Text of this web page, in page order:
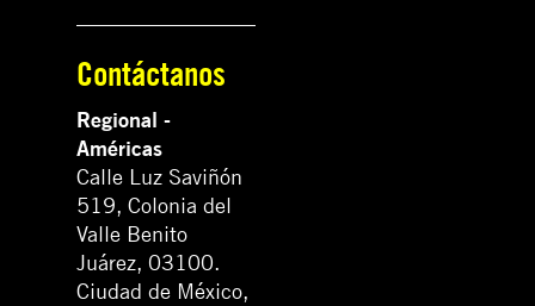
Contáctanos
Regional -
Américas
Calle Luz Saviñón
519, Colonia del
Valle Benito
Juárez, 03100.
Ciudad de México,